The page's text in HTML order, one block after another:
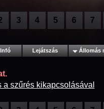
3 4 5 6 7
Infó Lejátszás Állomás
a szűrés kikapcsolásával